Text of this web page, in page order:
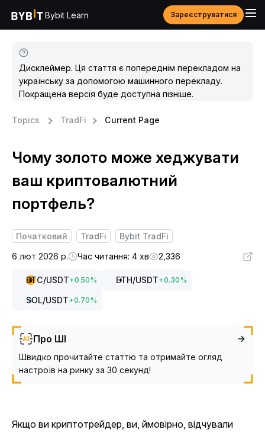
Bybit Learn Зареєструватися
Дисклеймер. Ця стаття є попереднім перекладом на
українську за допомогою машинного перекладу.
Покращена версія буде доступна пізніше.
Topics TradFi Current Page
Чому золото може хеджувати
ваш криптовалютний
портфель?
Початковий TradFi
Bybit TradFi
6 лют 2026 р.
Час читання: 4 хв 2,336
BTC/USDT+0.50% ETH/USDT+0.30%
SOL/USDT+0.70%
Про ШІ
Швидко прочитайте статтю та отримайте огляд
настроїв на ринку за 30 секунд!
Якщо ви криптотрейдер, ви, ймовірно, відчували